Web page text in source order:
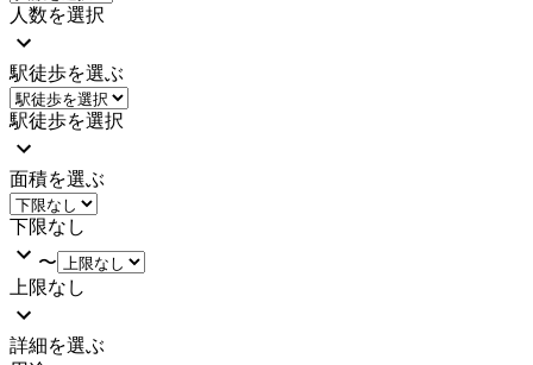
人数を選択
駅徒歩を選ぶ
駅徒歩を選択
面積を選ぶ
下限なし
〜
上限なし
詳細を選ぶ